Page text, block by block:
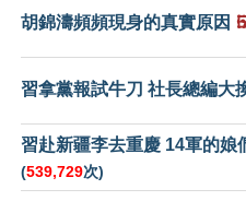
胡錦濤頻頻現身的真實原因
習拿黨報試牛刀 社長總編大
習赴新疆李去重慶 14軍的娘
(539,729次)